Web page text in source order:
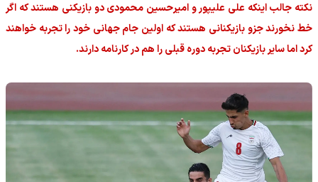
نکته جالب اینکه علی علیپور و امیرحسین محمودی دو بازیکنی هستند که اگر
خط نخورند جزو بازیکنانی هستند که اولین جام جهانی خود را تجربه خواهند
کرد اما سایر بازیکنان تجربه دوره قبلی را هم در کارنامه دارند.